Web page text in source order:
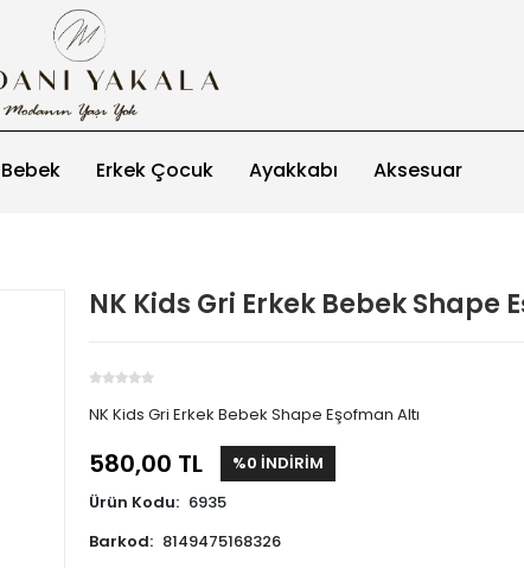
Erkek Çocuk Ayakkabı Aksesuar
NK Kids Gri Erkek Bebek Shape
NK Kids Gri Erkek Bebek Shape Eşofman Altı
580,00 TL
%0 İNDİRİM
Ürün Kodu: 6935
Barkod: 8149475168326